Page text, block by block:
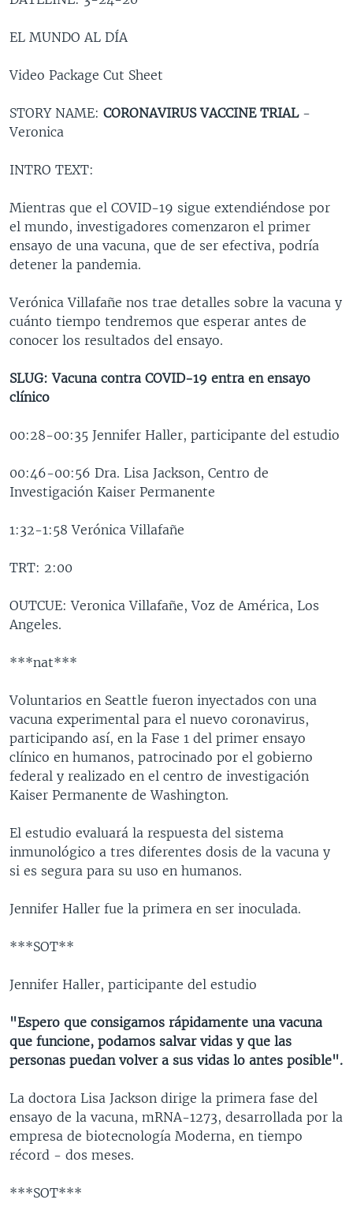
BRASIL
ENTRETENIMIENTO Y CULTURA
TECNOLOGÍA
CIENCIA Y SALUD
VIDEOS
FOTOGRAFÍA
PROGRAMAS TV
EL MUNDO AL DÍA
VISIÓN 360
RADIO
AUDIONOTICIAS
EL MUNDO AL DÍA [RADIO]
FORO [RADIO]
DEPORTIVO INTERNACIONAL
NOTA ECONÓMICA
ENTRETENIMIENTO
DOCUMENTALES DE LA VOA
Learning English
SÍGANOS
EL MUNDO AL DÍA
Video Package Cut Sheet
STORY NAME: CORONAVIRUS VACCINE TRIAL -
Veronica
INTRO TEXT:
Mientras que el COVID-19 sigue extendiéndose por
el mundo, investigadores comenzaron el primer
ensayo de una vacuna, que de ser efectiva, podría
detener la pandemia.
Verónica Villafañe nos trae detalles sobre la vacuna y
cuánto tiempo tendremos que esperar antes de
conocer los resultados del ensayo.
SLUG: Vacuna contra COVID-19 entra en ensayo
clínico
00:28-00:35 Jennifer Haller, participante del estudio
00:46-00:56 Dra. Lisa Jackson, Centro de
Investigación Kaiser Permanente
1:32-1:58 Verónica Villafañe
TRT: 2:00
OUTCUE: Veronica Villafañe, Voz de América, Los
Angeles.
***nat***
Voluntarios en Seattle fueron inyectados con una
vacuna experimental para el nuevo coronavirus,
participando así, en la Fase 1 del primer ensayo
clínico en humanos, patrocinado por el gobierno
federal y realizado en el centro de investigación
Kaiser Permanente de Washington.
El estudio evaluará la respuesta del sistema
inmunológico a tres diferentes dosis de la vacuna y
si es segura para su uso en humanos.
Jennifer Haller fue la primera en ser inoculada.
***SOT**
Jennifer Haller, participante del estudio
"Espero que consigamos rápidamente una vacuna
que funcione, podamos salvar vidas y que las
personas puedan volver a sus vidas lo antes posible".
La doctora Lisa Jackson dirige la primera fase del
ensayo de la vacuna, mRNA-1273, desarrollada por la
empresa de biotecnología Moderna, en tiempo
récord - dos meses.
***SOT***